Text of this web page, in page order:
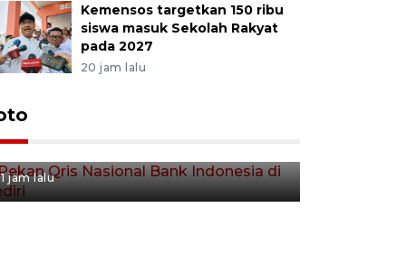
Kemensos targetkan 150 ribu
siswa masuk Sekolah Rakyat
pada 2027
20 jam lalu
Pekan Qris Nasional Bank
1 jam lalu